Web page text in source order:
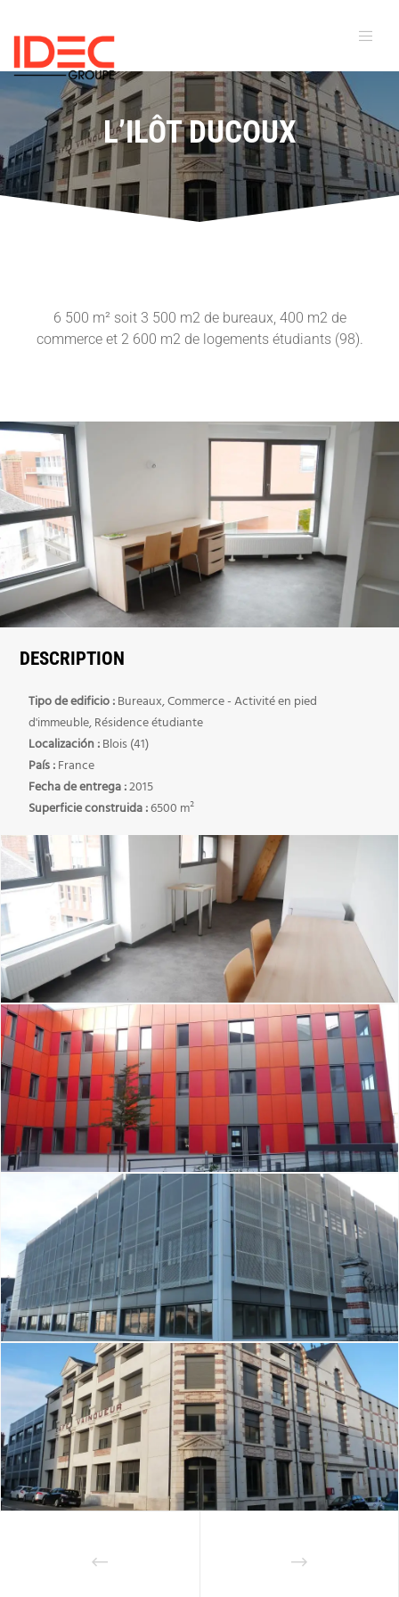
L’ILÔT DUCOUX
6 500 m² soit 3 500 m2 de bureaux, 400 m2 de
commerce et 2 600 m2 de logements étudiants (98).
DESCRIPTION
Tipo de edificio :Bureaux, Commerce - Activité en pied
d'immeuble, Résidence étudiante
Localización :Blois (41)
País :France
Fecha de entrega :2015
Superficie construida :6500 m²